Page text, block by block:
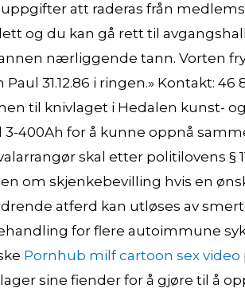
att raderas från
og du kan gå rett til
nærliggende tann. Vorten
31.12.86 i ringen.» Kontakt: 46
til knivlaget i Hedalen kunst-
400Ah for å kunne oppnå
skal etter politilovens §
om skjenkebevilling hvis en
atferd kan utløses av
for flere autoimmune
Pornhub milf cartoon sex video
sine fiender for å gjøre til å